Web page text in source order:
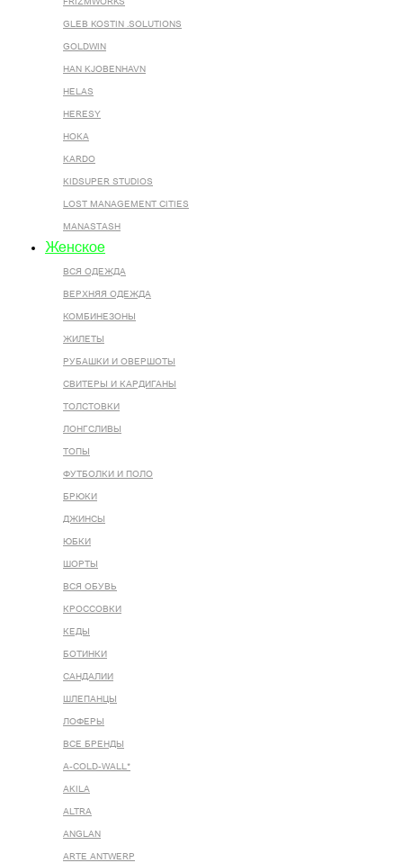
GLEB KOSTIN .SOLUTIONS
GOLDWIN
HAN KJOBENHAVN
HELAS
HERESY
HOKA
KARDO
KIDSUPER STUDIOS
LOST MANAGEMENT CITIES
MANASTASH
Женское
ВСЯ ОДЕЖДА
ВЕРХНЯЯ ОДЕЖДА
КОМБИНЕЗОНЫ
ЖИЛЕТЫ
РУБАШКИ И ОВЕРШОТЫ
СВИТЕРЫ И КАРДИГАНЫ
ТОЛСТОВКИ
ЛОНГСЛИВЫ
ТОПЫ
ФУТБОЛКИ И ПОЛО
БРЮКИ
ДЖИНСЫ
ЮБКИ
ШОРТЫ
ВСЯ ОБУВЬ
КРОССОВКИ
КЕДЫ
БОТИНКИ
САНДАЛИИ
ШЛЕПАНЦЫ
ЛОФЕРЫ
ВСЕ БРЕНДЫ
A-COLD-WALL*
AKILA
ALTRA
ANGLAN
ARTE ANTWERP